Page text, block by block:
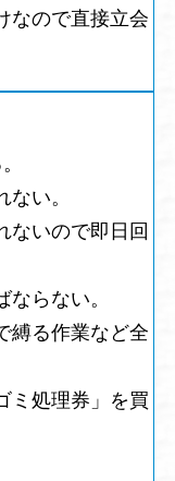
なので直接立会
い。
ないので即日回
らない。
縛る作業など全
ミ処理券」を買